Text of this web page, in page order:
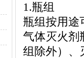
1.瓶组
瓶组按用途
气体灭火剂
组除外）、